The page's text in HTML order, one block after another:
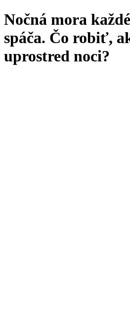
Nočná mora
spáča. Čo robiť,
uprostred noci?